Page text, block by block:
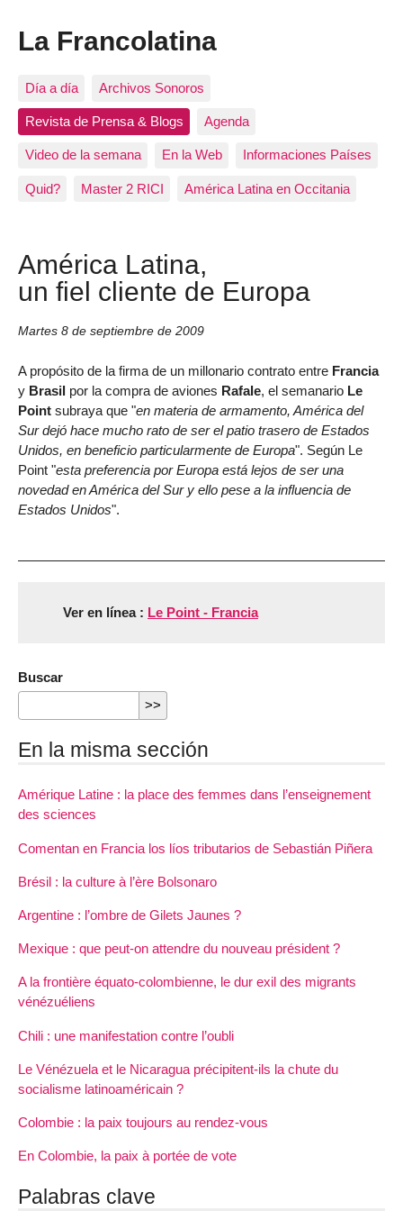
La Francolatina
Día a día Archivos Sonoros
Revista de Prensa & Blogs Agenda
Video de la semana En la Web Informaciones Países
Quid? Master 2 RICI América Latina en Occitania
América Latina,
un fiel cliente de Europa
Martes 8 de septiembre de 2009
A propósito de la firma de un millonario contrato entre Francia
y Brasil por la compra de aviones Rafale, el semanario Le
Point subraya que "en materia de armamento, América del
Sur dejó hace mucho rato de ser el patio trasero de Estados
Unidos, en beneficio particularmente de Europa". Según Le
Point "esta preferencia por Europa está lejos de ser una
novedad en América del Sur y ello pese a la influencia de
Estados Unidos".
Ver en línea : Le Point - Francia
Buscar
En la misma sección
Amérique Latine : la place des femmes dans l’enseignement
des sciences
Comentan en Francia los líos tributarios de Sebastián Piñera
Brésil : la culture à l’ère Bolsonaro
Argentine : l’ombre de Gilets Jaunes ?
Mexique : que peut-on attendre du nouveau président ?
A la frontière équato-colombienne, le dur exil des migrants
vénézuéliens
Chili : une manifestation contre l’oubli
Le Vénézuela et le Nicaragua précipitent-ils la chute du
socialisme latinoaméricain ?
Colombie : la paix toujours au rendez-vous
En Colombie, la paix à portée de vote
Palabras clave